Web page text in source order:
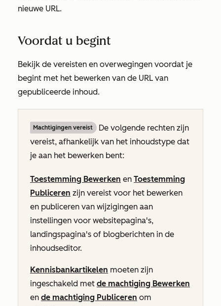
nieuwe URL.
Voordat u begint
Bekijk de vereisten en overwegingen voordat je
begint met het bewerken van de URL van
gepubliceerde inhoud.
Machtigingen vereist
De volgende rechten zijn
vereist, afhankelijk van het inhoudstype dat
je aan het bewerken bent:
Toestemming Bewerken en Toestemming
Publiceren zijn vereist voor het bewerken
en publiceren van wijzigingen aan
instellingen voor websitepagina's,
landingspagina's of blogberichten in de
inhoudseditor.
Kennisbankartikelen moeten zijn
ingeschakeld met de machtiging Bewerken
en de machtiging Publiceren om